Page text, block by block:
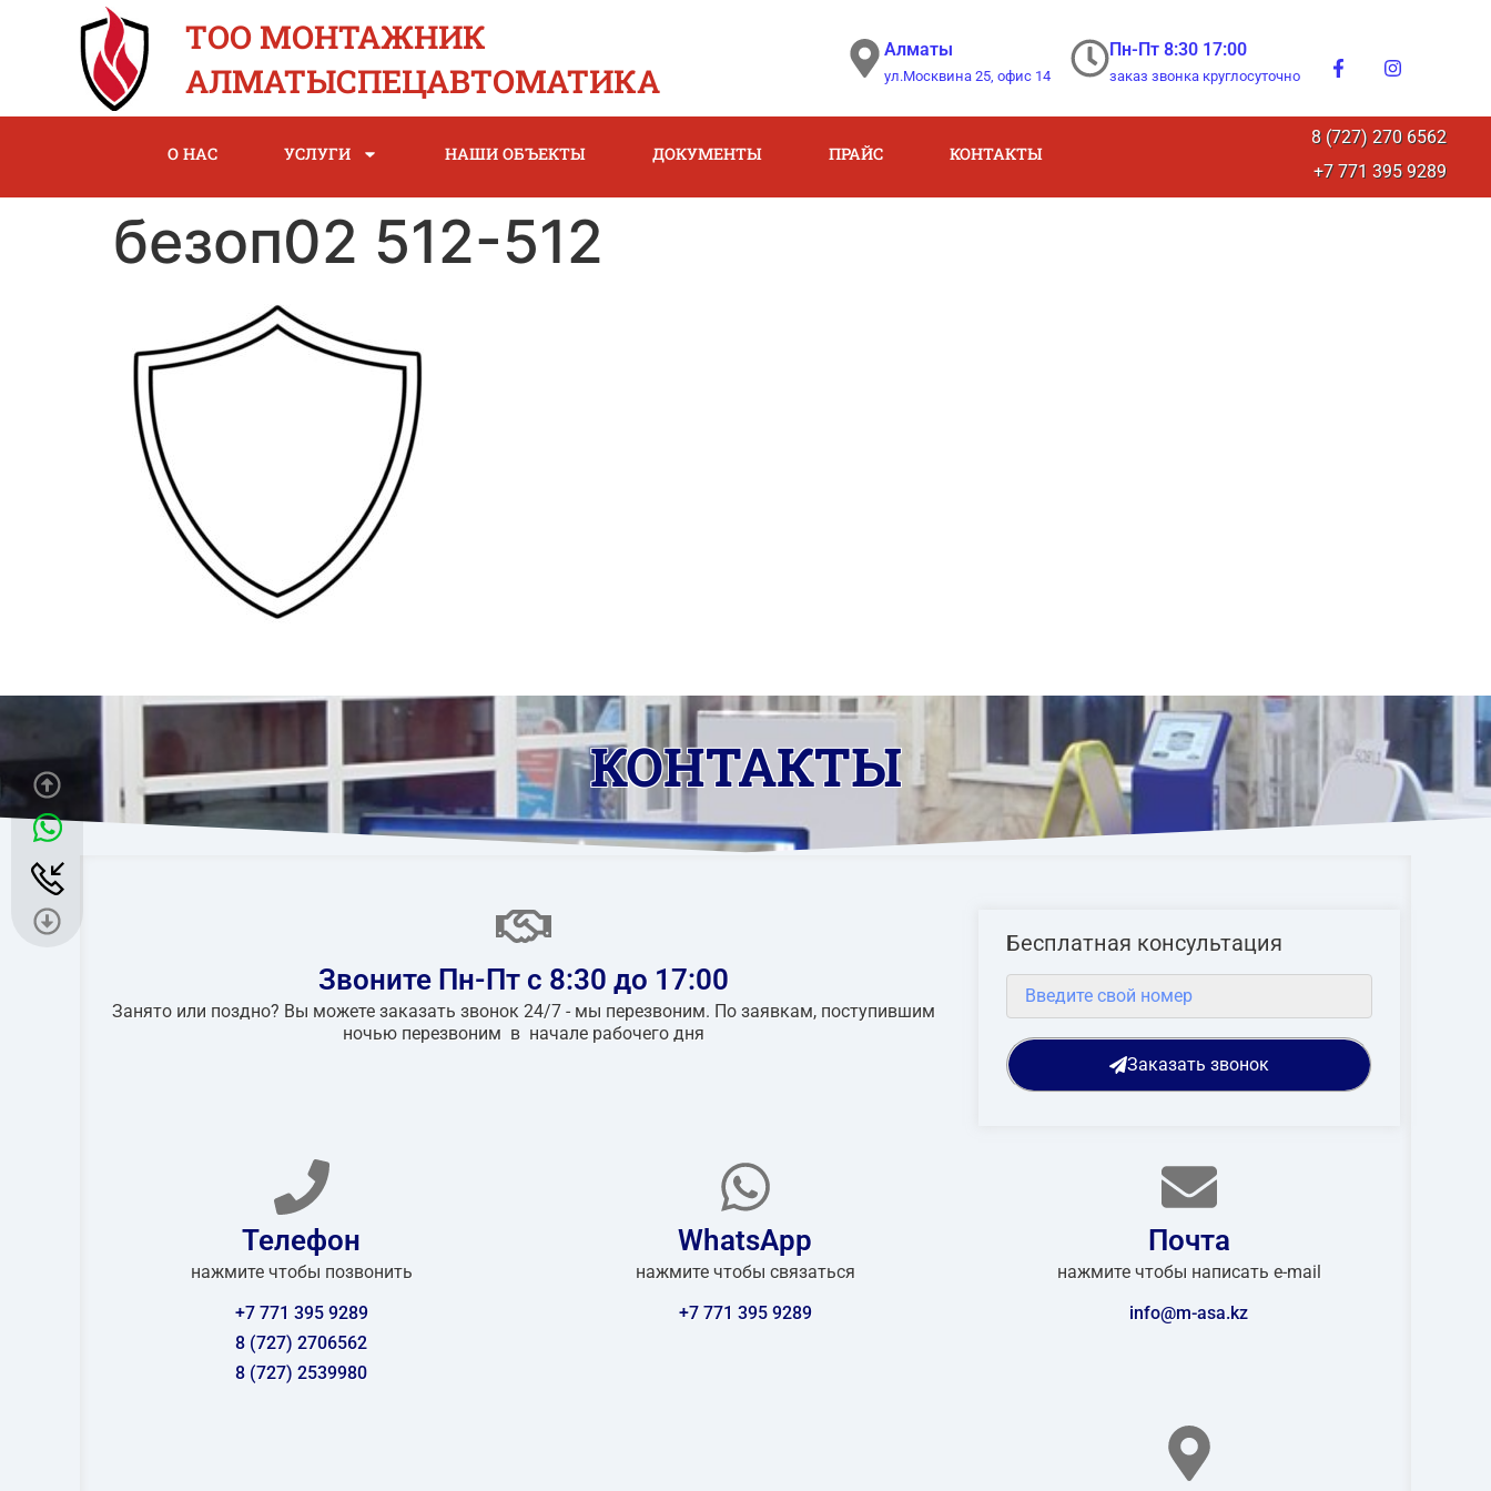
ТОО МОНТАЖНИК
АЛМАТЫСПЕЦАВТОМАТИКА
Алматы
ул.Москвина 25, офис 14
Пн-Пт 8:30 17:00
заказ звонка круглосуточно
О НАС УСЛУГИ НАШИ ОБЪЕКТЫ ДОКУМЕНТЫ ПРАЙС КОНТАКТЫ
8 (727) 270 6562
+7 771 395 9289
безоп02 512-512
КОНТАКТЫ
Звоните Пн-Пт с 8:30 до 17:00
Занято или поздно? Вы можете заказать звонок 24/7 - мы перезвоним. По заявкам, поступившим
ночью перезвоним в начале рабочего дня
Бесплатная консультация
Заказать звонок
Телефон
нажмите чтобы позвонить
+7 771 395 9289
8 (727) 2706562
8 (727) 2539980
WhatsApp
нажмите чтобы связаться
+7 771 395 9289
Почта
нажмите чтобы написать e-mail
info@m-asa.kz